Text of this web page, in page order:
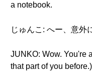
a notebook.
じゅんこ: へー、意外
JUNKO: Wow. You're
that part of you before.)